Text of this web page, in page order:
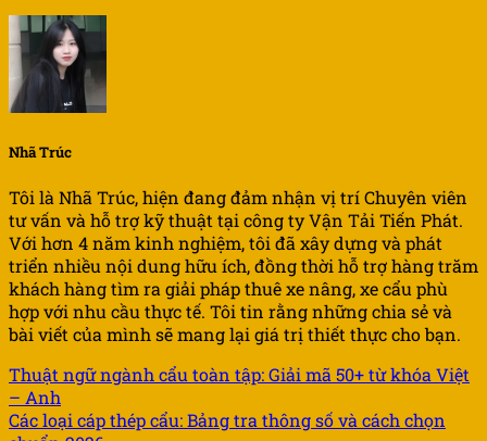
Nhã Trúc
Tôi là Nhã Trúc, hiện đang đảm nhận vị trí Chuyên viên
tư vấn và hỗ trợ kỹ thuật tại công ty Vận Tải Tiến Phát.
Với hơn 4 năm kinh nghiệm, tôi đã xây dựng và phát
triển nhiều nội dung hữu ích, đồng thời hỗ trợ hàng trăm
khách hàng tìm ra giải pháp thuê xe nâng, xe cẩu phù
hợp với nhu cầu thực tế. Tôi tin rằng những chia sẻ và
bài viết của mình sẽ mang lại giá trị thiết thực cho bạn.
Thuật ngữ ngành cẩu toàn tập: Giải mã 50+ từ khóa Việt
– Anh
Các loại cáp thép cẩu: Bảng tra thông số và cách chọn